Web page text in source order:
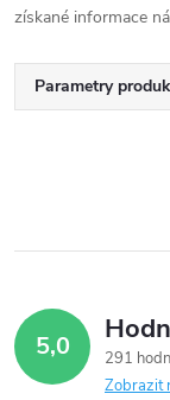
získané informace
Parametry
5,0
291
Zobrazit